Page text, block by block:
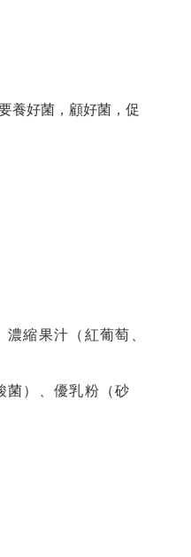
養好菌，顧好菌，促
縮果汁（紅葡萄、
菌）、優乳粉（砂